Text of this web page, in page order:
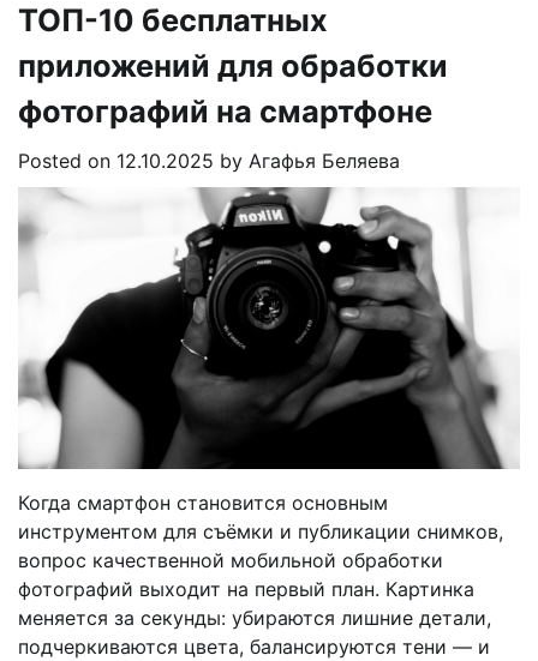
ТОП-10 бесплатных
приложений для обработки
фотографий на смартфоне
Posted on 12.10.2025 by Агафья Беляева
Когда смартфон становится основным
инструментом для съёмки и публикации снимков,
вопрос качественной мобильной обработки
фотографий выходит на первый план. Картинка
меняется за секунды: убираются лишние детали,
подчеркиваются цвета, балансируются тени — и